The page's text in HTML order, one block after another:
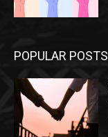
POPULAR POSTS